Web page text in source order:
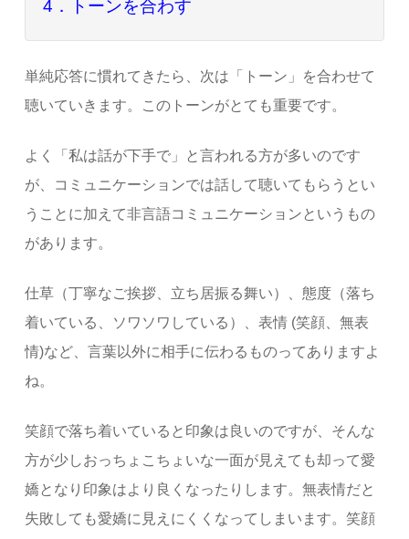
4．トーンを合わす
単純応答に慣れてきたら、次は「トーン」を合わせて
聴いていきます。このトーンがとても重要です。
よく「私は話が下手で」と言われる方が多いのです
が、コミュニケーションでは話して聴いてもらうとい
うことに加えて非言語コミュニケーションというもの
があります。
仕草（丁寧なご挨拶、立ち居振る舞い）、態度（落ち
着いている、ソワソワしている）、表情 (笑顔、無表
情)など、言葉以外に相手に伝わるものってありますよ
ね。
笑顔で落ち着いていると印象は良いのですが、そんな
方が少しおっちょこちょいな一面が見えても却って愛
嬌となり印象はより良くなったりします。無表情だと
失敗しても愛嬌に見えにくくなってしまいます。笑顔